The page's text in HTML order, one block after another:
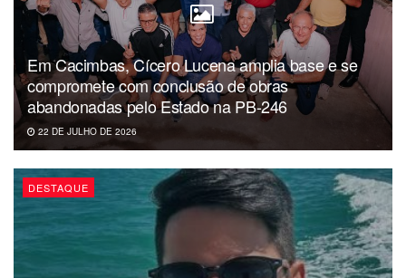
Em Cacimbas, Cícero Lucena amplia base e se
compromete com conclusão de obras
abandonadas pelo Estado na PB-246
22 DE JULHO DE 2026
DESTAQUE